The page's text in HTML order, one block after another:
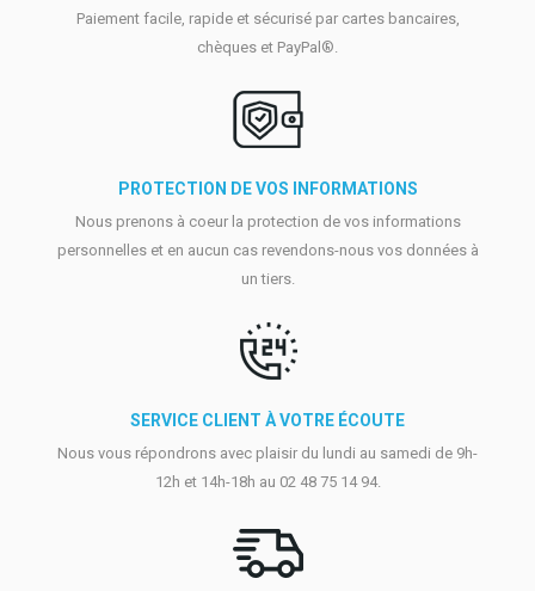
Paiement facile, rapide et sécurisé par cartes bancaires,
chèques et PayPal®.
PROTECTION DE VOS INFORMATIONS
Nous prenons à coeur la protection de vos informations
personnelles et en aucun cas revendons-nous vos données à
un tiers.
SERVICE CLIENT À VOTRE ÉCOUTE
Nous vous répondrons avec plaisir du lundi au samedi de 9h-
12h et 14h-18h au 02 48 75 14 94.